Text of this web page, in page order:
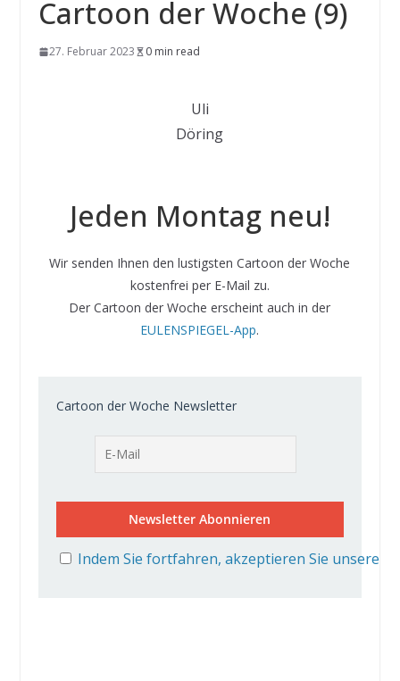
Cartoon der Woche (9)
27. Februar 2023 0 min read
Uli
Döring
Jeden Montag neu!
Wir senden Ihnen den lustigsten Cartoon der Woche
kostenfrei per E-Mail zu.
Der Cartoon der Woche erscheint auch in der
EULENSPIEGEL-App.
Cartoon der Woche Newsletter
Indem Sie fortfahren, akzeptieren Sie unsere